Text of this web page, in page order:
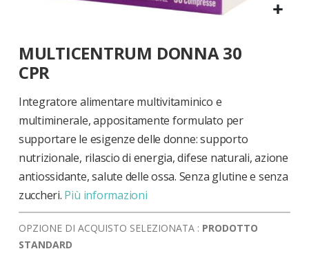
all'inizio
della
galleria
di
immagini
MULTICENTRUM DONNA 30
CPR
Integratore alimentare multivitaminico e
multiminerale, appositamente formulato per
supportare le esigenze delle donne: supporto
nutrizionale, rilascio di energia, difese naturali, azione
antiossidante, salute delle ossa. Senza glutine e senza
zuccheri. Più informazioni
OPZIONE DI ACQUISTO SELEZIONATA : PRODOTTO
STANDARD